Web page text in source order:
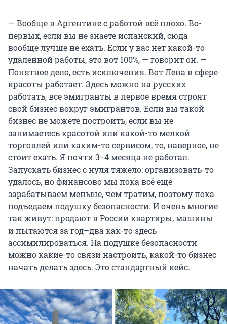
— Вообще в Аргентине с работой всё плохо. Во-
первых, если вы не знаете испанский, сюда
вообще лучше не ехать. Если у вас нет какой-то
удаленной работы, это вот 100%, — говорит он. —
Понятное дело, есть исключения. Вот Лена в сфере
красоты работает. Здесь можно на русских
работать, все эмигранты в первое время строят
свой бизнес вокруг эмигрантов. Если вы такой
бизнес не можете построить, если вы не
занимаетесь красотой или какой-то мелкой
торговлей или каким-то сервисом, то, наверное, не
стоит ехать. Я почти 3−4 месяца не работал.
Запускать бизнес с нуля тяжело: организовать-то
удалось, но финансово мы пока всё еще
зарабатываем меньше, чем тратим, поэтому пока
подъедаем подушку безопасности. И очень многие
так живут: продают в России квартиры, машины
и пытаются за год–два как-то здесь
ассимилироваться. На подушке безопасности
можно какие-то связи настроить, какой-то бизнес
начать делать здесь. Это стандартный кейс.